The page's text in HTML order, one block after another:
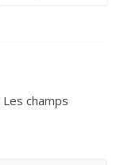
Les champs